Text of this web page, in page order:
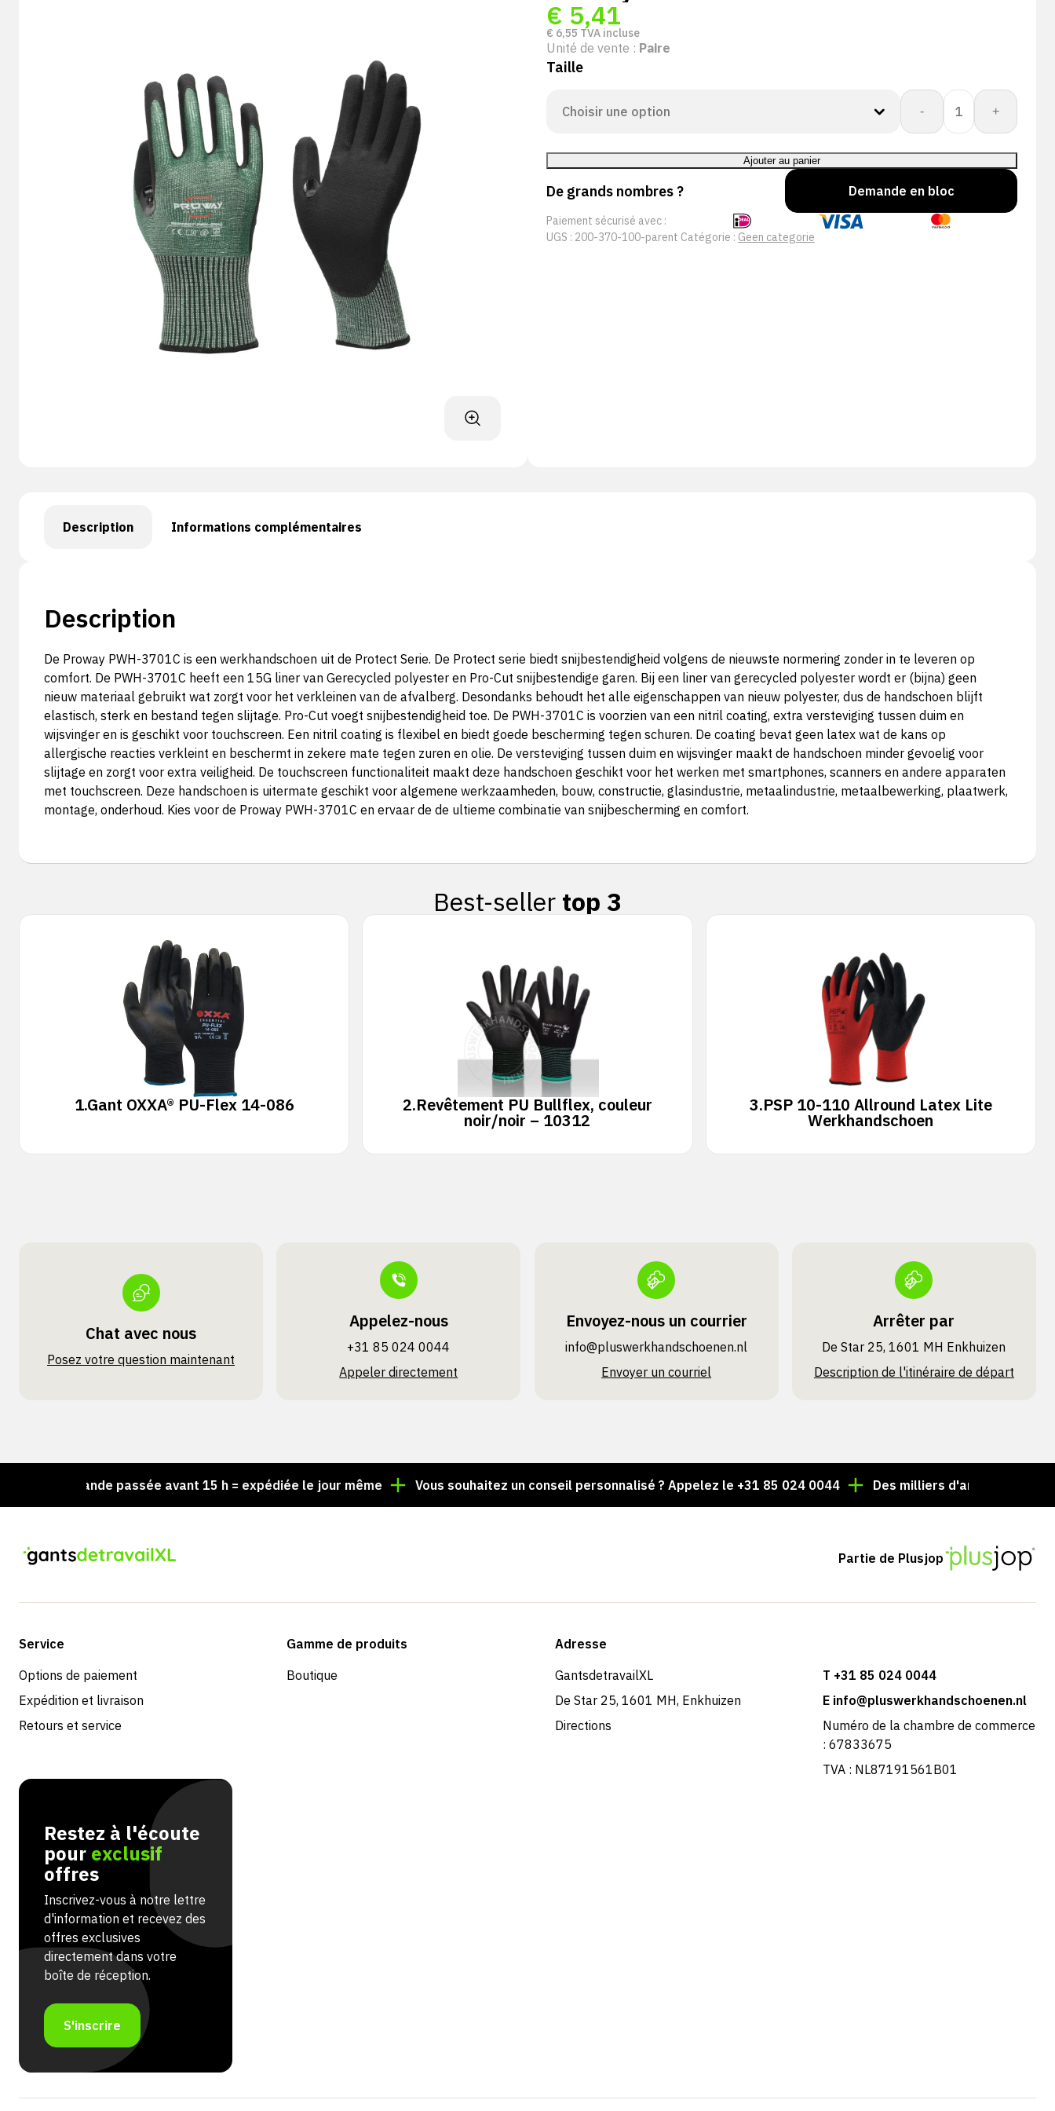
€ 5,41
€ 6,55 TVA incluse
Unité de vente : Paire
Taille
-
quantité
Proway:
Protect
PWH-
3701C
+
Ajouter au panier
De grands nombres ? Demande en bloc
Paiement sécurisé avec :
UGS : 200-370-100-parent Catégorie : Geen categorie
Description Informations complémentaires
Description
De Proway PWH-3701C is een werkhandschoen uit de Protect Serie. De Protect serie biedt snijbestendigheid volgens de nieuwste normering zonder in te leveren op
comfort. De PWH-3701C heeft een 15G liner van Gerecycled polyester en Pro-Cut snijbestendige garen. Bij een liner van gerecycled polyester wordt er (bijna) geen
nieuw materiaal gebruikt wat zorgt voor het verkleinen van de afvalberg. Desondanks behoudt het alle eigenschappen van nieuw polyester, dus de handschoen blijft
elastisch, sterk en bestand tegen slijtage. Pro-Cut voegt snijbestendigheid toe. De PWH-3701C is voorzien van een nitril coating, extra versteviging tussen duim en
wijsvinger en is geschikt voor touchscreen. Een nitril coating is flexibel en biedt goede bescherming tegen schuren. De coating bevat geen latex wat de kans op
allergische reacties verkleint en beschermt in zekere mate tegen zuren en olie. De versteviging tussen duim en wijsvinger maakt de handschoen minder gevoelig voor
slijtage en zorgt voor extra veiligheid. De touchscreen functionaliteit maakt deze handschoen geschikt voor het werken met smartphones, scanners en andere apparaten
met touchscreen. Deze handschoen is uitermate geschikt voor algemene werkzaamheden, bouw, constructie, glasindustrie, metaalindustrie, metaalbewerking, plaatwerk,
montage, onderhoud. Kies voor de Proway PWH-3701C en ervaar de de ultieme combinatie van snijbescherming en comfort.
Best-seller top 3
1.Gant OXXA® PU-Flex 14-086 2.Revêtement PU Bullflex, couleur
noir/noir – 10312
3.PSP 10-110 Allround Latex Lite
Werkhandschoen
Chat avec nous
Posez votre question maintenant
Appelez-nous
+31 85 024 0044
Appeler directement
Envoyez-nous un courrier
info@pluswerk­handschoenen.nl
Envoyer un courriel
Arrêter par
De Star 25, 1601 MH Enkhuizen
Description de l'itinéraire de départ
passée avant 15 h = expédiée le jour même Vous souhaitez un conseil personnalisé ? Appelez le +31 85 024 0044 Des milliers d'articles toujours en
Partie de Plusjop
Service
Options de paiement
Expédition et livraison
Retours et service
Gamme de produits
Boutique
Adresse
GantsdetravailXL
De Star 25, 1601 MH, Enkhuizen
Directions
T +31 85 024 0044
E info@pluswerkhandschoenen.nl
Numéro de la chambre de commerce
: 67833675
TVA : NL87191561B01
Restez à l'écoute
pour exclusif
offres
Inscrivez-vous à notre lettre
d'information et recevez des
offres exclusives
directement dans votre
boîte de réception.
S'inscrire